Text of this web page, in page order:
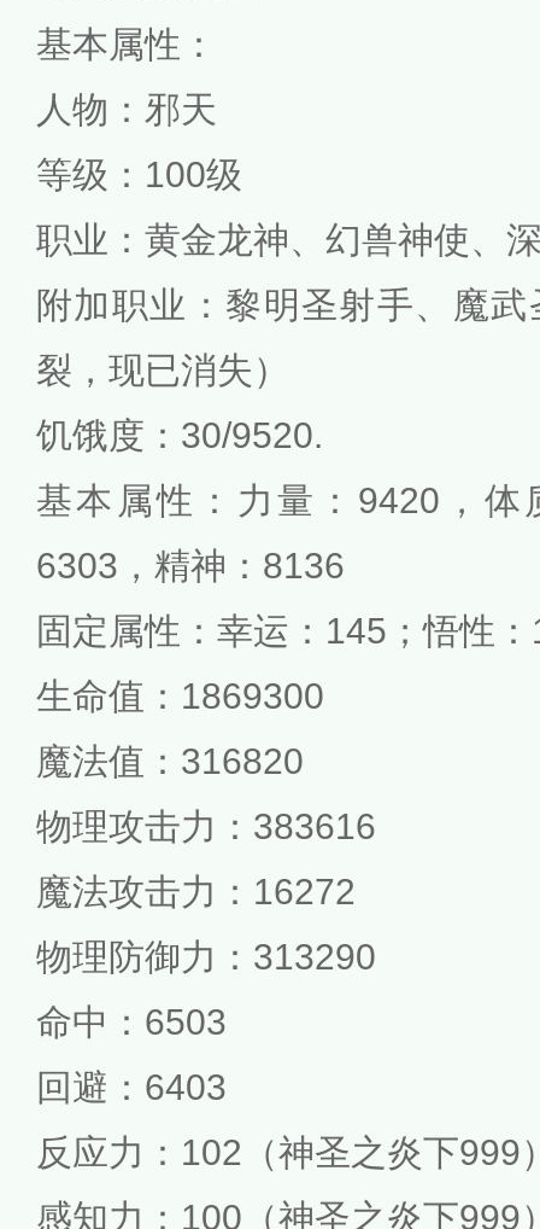
基本属性：
人物：邪天
等级：100级
职业：黄金龙神、幻兽神使、
附加职业：黎明圣射手、魔
裂，现已消失）
饥饿度：30/9520.
基本属性：力量：9420，体
6303，精神：8136
固定属性：幸运：145；悟性
生命值：1869300
魔法值：316820
物理攻击力：383616
魔法攻击力：16272
物理防御力：313290
命中：6503
回避：6403
反应力：102（神圣之炎下999
感知力：100（神圣之炎下999